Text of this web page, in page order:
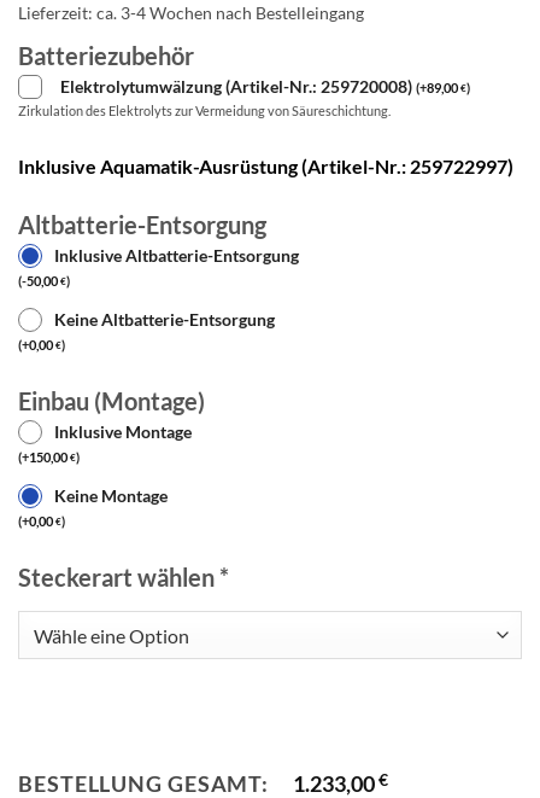
Lieferzeit: ca. 3-4 Wochen nach Bestelleingang
Batteriezubehör
Elektrolytumwälzung (Artikel-Nr.: 259720008) (+89,00 €)
Zirkulation des Elektrolyts zur Vermeidung von Säureschichtung.
Inklusive Aquamatik-Ausrüstung (Artikel-Nr.: 259722997)
Altbatterie-Entsorgung
Inklusive Altbatterie-Entsorgung
(-50,00 €)
Keine Altbatterie-Entsorgung
(+0,00 €)
Einbau (Montage)
Inklusive Montage
(+150,00 €)
Keine Montage
(+0,00 €)
Steckerart wählen *
BESTELLUNG GESAMT: 1.233,00€